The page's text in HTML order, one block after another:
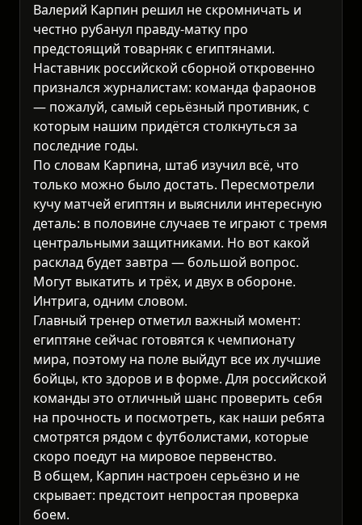
Валерий Карпин решил не скромничать и
честно рубанул правду-матку про
предстоящий товарняк с египтянами.
Наставник российской сборной откровенно
признался журналистам: команда фараонов
— пожалуй, самый серьёзный противник, с
которым нашим придётся столкнуться за
последние годы.
По словам Карпина, штаб изучил всё, что
только можно было достать. Пересмотрели
кучу матчей египтян и выяснили интересную
деталь: в половине случаев те играют с тремя
центральными защитниками. Но вот какой
расклад будет завтра — большой вопрос.
Могут выкатить и трёх, и двух в обороне.
Интрига, одним словом.
Главный тренер отметил важный момент:
египтяне сейчас готовятся к чемпионату
мира, поэтому на поле выйдут все их лучшие
бойцы, кто здоров и в форме. Для российской
команды это отличный шанс проверить себя
на прочность и посмотреть, как наши ребята
смотрятся рядом с футболистами, которые
скоро поедут на мировое первенство.
В общем, Карпин настроен серьёзно и не
скрывает: предстоит непростая проверка
боем.